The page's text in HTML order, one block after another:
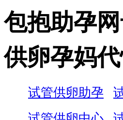
包抱助孕
供卵孕妈
试管供卵助孕